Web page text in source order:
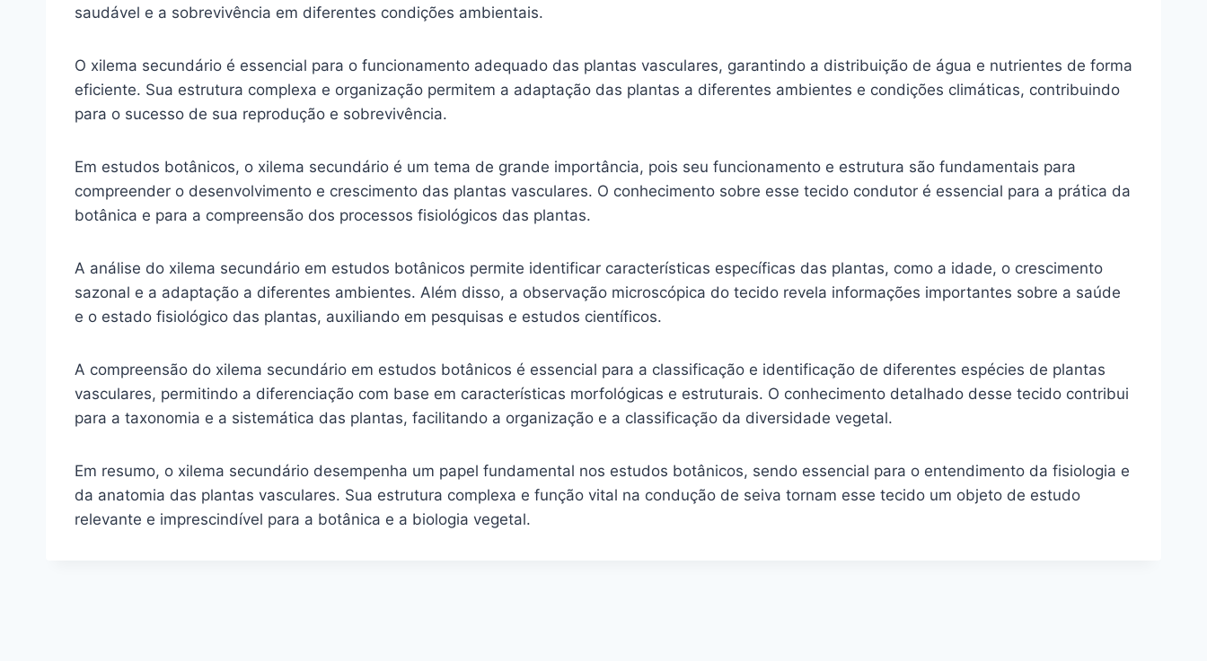
saudável e a sobrevivência em diferentes condições ambientais.
O xilema secundário é essencial para o funcionamento adequado das plantas vasculares, garantindo a distribuição de água e nutrientes de forma
eficiente. Sua estrutura complexa e organização permitem a adaptação das plantas a diferentes ambientes e condições climáticas, contribuindo
para o sucesso de sua reprodução e sobrevivência.
Em estudos botânicos, o xilema secundário é um tema de grande importância, pois seu funcionamento e estrutura são fundamentais para
compreender o desenvolvimento e crescimento das plantas vasculares. O conhecimento sobre esse tecido condutor é essencial para a prática da
botânica e para a compreensão dos processos fisiológicos das plantas.
A análise do xilema secundário em estudos botânicos permite identificar características específicas das plantas, como a idade, o crescimento
sazonal e a adaptação a diferentes ambientes. Além disso, a observação microscópica do tecido revela informações importantes sobre a saúde
e o estado fisiológico das plantas, auxiliando em pesquisas e estudos científicos.
A compreensão do xilema secundário em estudos botânicos é essencial para a classificação e identificação de diferentes espécies de plantas
vasculares, permitindo a diferenciação com base em características morfológicas e estruturais. O conhecimento detalhado desse tecido contribui
para a taxonomia e a sistemática das plantas, facilitando a organização e a classificação da diversidade vegetal.
Em resumo, o xilema secundário desempenha um papel fundamental nos estudos botânicos, sendo essencial para o entendimento da fisiologia e
da anatomia das plantas vasculares. Sua estrutura complexa e função vital na condução de seiva tornam esse tecido um objeto de estudo
relevante e imprescindível para a botânica e a biologia vegetal.